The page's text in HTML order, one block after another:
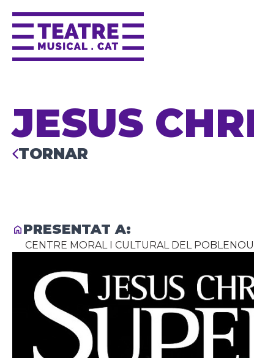
JESUS
TORNAR
PRESENTAT A:
CENTRE MORAL I CULTURAL DEL POBLENOU